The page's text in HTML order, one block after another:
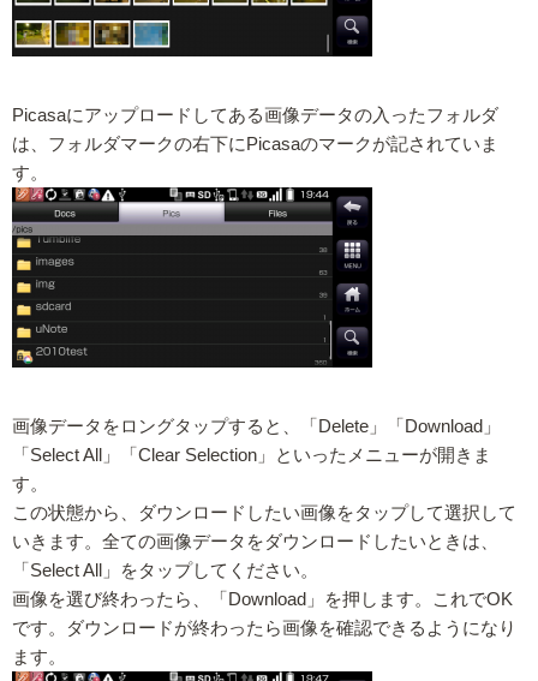
Picasaにアップロードしてある画像データの入ったフォルダ
は、フォルダマークの右下にPicasaのマークが記されていま
す。
画像データをロングタップすると、「Delete」「Download」
「Select All」「Clear Selection」といったメニューが開きま
す。
この状態から、ダウンロードしたい画像をタップして選択して
いきます。全ての画像データをダウンロードしたいときは、
「Select All」をタップしてください。
画像を選び終わったら、「Download」を押します。これでOK
です。ダウンロードが終わったら画像を確認できるようになり
ます。